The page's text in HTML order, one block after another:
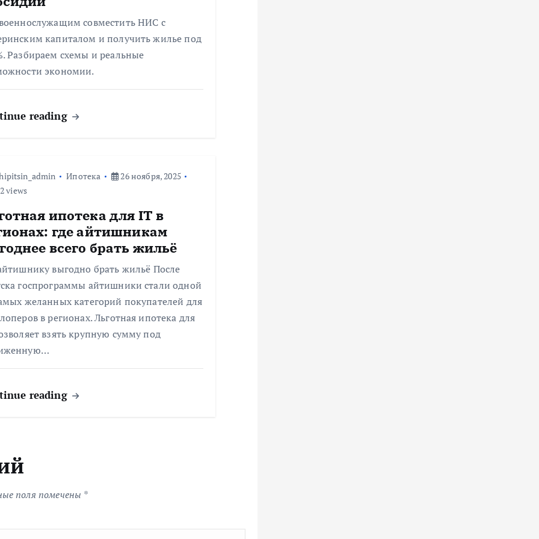
совместить НИС с
капиталом и получить жилье под
Разбираем схемы и реальные
экономии.
reading
Ипотека
26 ноября, 2025
views
ипотека для IT в
где айтишникам
всего брать жильё
выгодно брать жильё После
госпрограммы айтишники стали одной
желанных категорий покупателей для
в регионах. Льготная ипотека для
взять крупную сумму под
reading
поля помечены *